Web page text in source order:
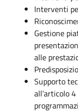
Interventi
Gestione
alle
Supporto
all’articolo